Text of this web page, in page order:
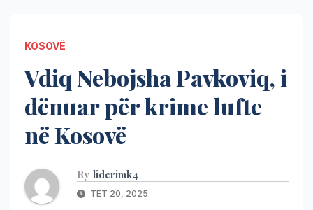
KOSOVË
Vdiq Nebojsha Pavkoviq, i
dënuar për krime lufte
në Kosovë
By liderimk4
TET 20, 2025